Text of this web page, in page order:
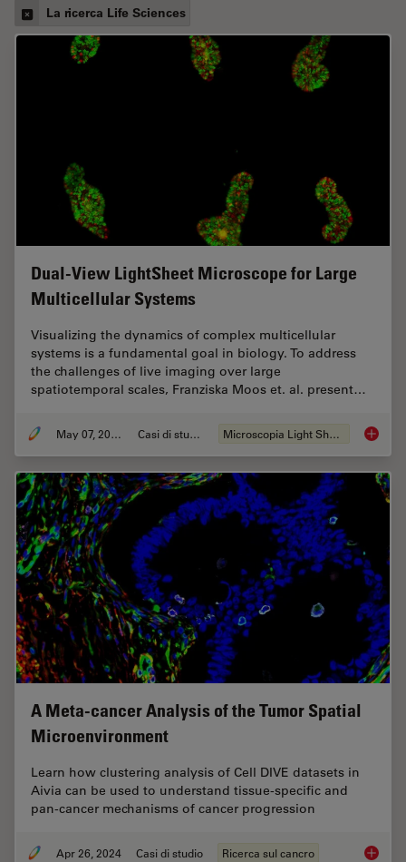
La ricerca Life Sciences
Dual-View LightSheet Microscope for Large
Multicellular Systems
Visualizing the dynamics of complex multicellular
systems is a fundamental goal in biology. To address
the challenges of live imaging over large
spatiotemporal scales, Franziska Moos et. al. present…
May 07, 2024 Casi di studio Microscopia Light Sheet Dual-
A Meta-cancer Analysis of the Tumor Spatial
Microenvironment
Learn how clustering analysis of Cell DIVE datasets in
Aivia can be used to understand tissue-specific and
pan-cancer mechanisms of cancer progression
Apr 26, 2024 Casi di studio Ricerca sul cancro A